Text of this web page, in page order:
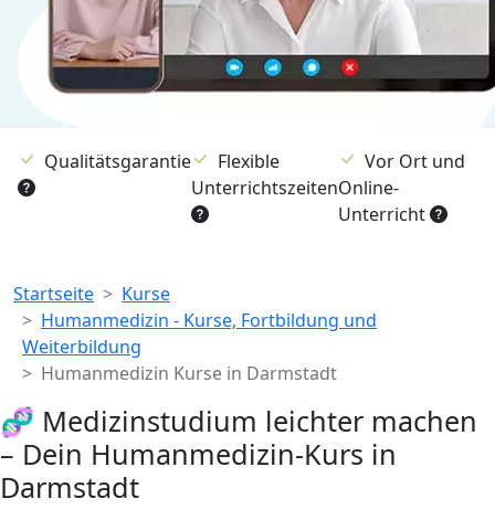
Qualitätsgarantie
Flexible
Unterrichtszeiten
Vor Ort und
Online-
Unterricht
Breadcrumb
Startseite
Kurse
Humanmedizin - Kurse, Fortbildung und
Weiterbildung
Humanmedizin Kurse in Darmstadt
🧬 Medizinstudium leichter machen
– Dein Humanmedizin-Kurs in
Darmstadt